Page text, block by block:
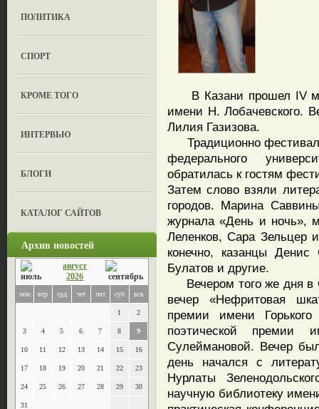
ПОЛИТИКА
СПОРТ
КРОМЕ ТОГО
ИНТЕРВЬЮ
БЛОГИ
КАТАЛОГ САЙТОВ
Архив новостей
август
2026
пон втр срд чет пят суб вск
1 2
3 4 5 6 7 8 9
10 11 12 13 14 15 16
17 18 19 20 21 22 23
24 25 26 27 28 29 30
31
В Казани прошел IV
имени Н. Лобачевского.
Лилия Газизова.
Традиционно
федерального
обратилась к гостям
Затем слово взяли
городов. Марина
журнала «День и ночь»,
Леленков, Сара Зельцер
конечно, казанцы
Булатов и другие.
Вечером того же дня в
вечер «Нефритовая
премии имени
поэтической премии
Сулеймановой. Вечер
день начался с
Нурлаты
научную библиотеку